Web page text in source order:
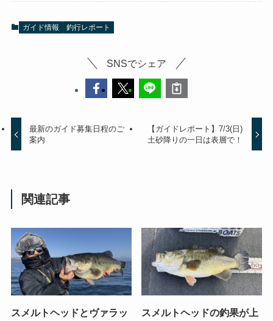
ガイド情報 釣行レポート
SNSでシェア
最新のガイド募集日程のご
案内
【ガイドレポート】7/3(日)
土砂降りの一日は表層で！
関連記事
スメルトヘッドとヴァラッ
スメルトヘッドの釣果が上